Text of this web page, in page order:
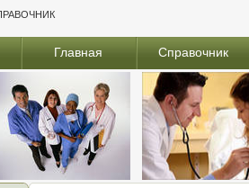
Главная Справочник